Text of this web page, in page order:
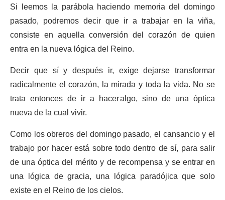
Si leemos la parábola haciendo memoria del domingo
pasado, podremos decir que ir a trabajar en la viña,
consiste en aquella conversión del corazón de quien
entra en la nueva lógica del Reino.
Decir que sí y después ir, exige dejarse transformar
radicalmente el corazón, la mirada y toda la vida. No se
trata entonces de ir a hacer algo, sino de una óptica
nueva de la cual vivir.
Como los obreros del domingo pasado, el cansancio y el
trabajo por hacer está sobre todo dentro de sí, para salir
de una óptica del mérito y de recompensa y se entrar en
una lógica de gracia, una lógica paradójica que solo
existe en el Reino de los cielos.